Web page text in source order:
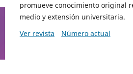
promueve conocimiento original
medio y extensión universitaria.
Ver revista
Número actual